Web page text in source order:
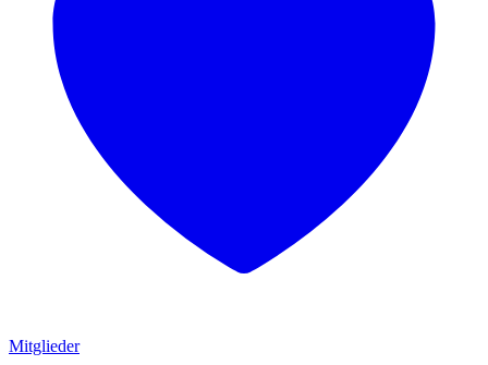
Mitglieder